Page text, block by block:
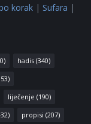
korak | Sufara |
hadis (340)
liječenje (190)
propisi (207)